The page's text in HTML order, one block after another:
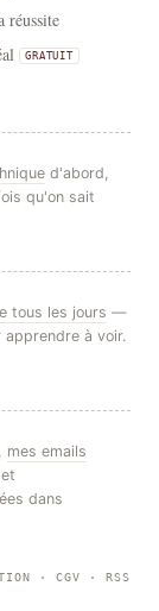
réussite
GRATUIT
d'abord,
qu'on sait
tous les jours —
à voir.
, mes emails
dans
· CGV · RSS